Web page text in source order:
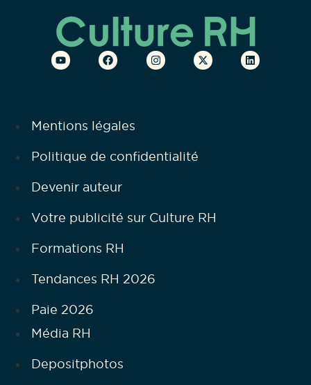
Mentions légales
Politique de confidentialité
Devenir auteur
Votre publicité sur Culture RH
Formations RH
Tendances RH 2026
Paie 2026
Média RH
Depositphotos